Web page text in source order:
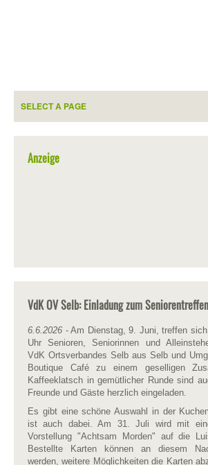
Anzeige
VdK OV Selb: Einladung zum Seniorentreffen
6.6.2026 - Am Dienstag, 9. Juni, treffen
Uhr Senioren, Seniorinnen und
VdK Ortsverbandes Selb aus Selb und
Boutique Café zu einem geselligen
Kaffeeklatsch in gemütlicher Runde sind
Freunde und Gäste herzlich eingeladen.
Es gibt eine schöne Auswahl in der
ist auch dabei. Am 31. Juli wird mit
Vorstellung "Achtsam Morden" auf die
Bestellte Karten können an diesem
werden, weitere Möglichkeiten die Karten